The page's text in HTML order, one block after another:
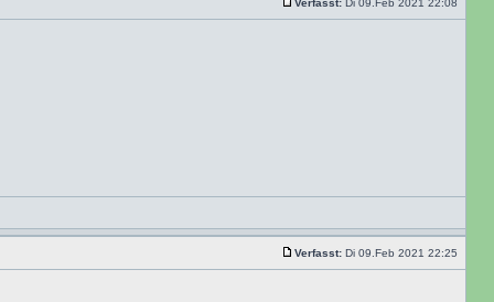
Verfasst: Di 09.Feb 2021 22:08
Verfasst: Di 09.Feb 2021 22:25